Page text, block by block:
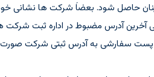
حاصل شود. بعضاَ شرکت ها نشانی خود
با عنایت به تبصره 1 ماده 76 قانون آیین دادرسی مدنی
یا پست سفارشی به آدرس ثبتی شرکت